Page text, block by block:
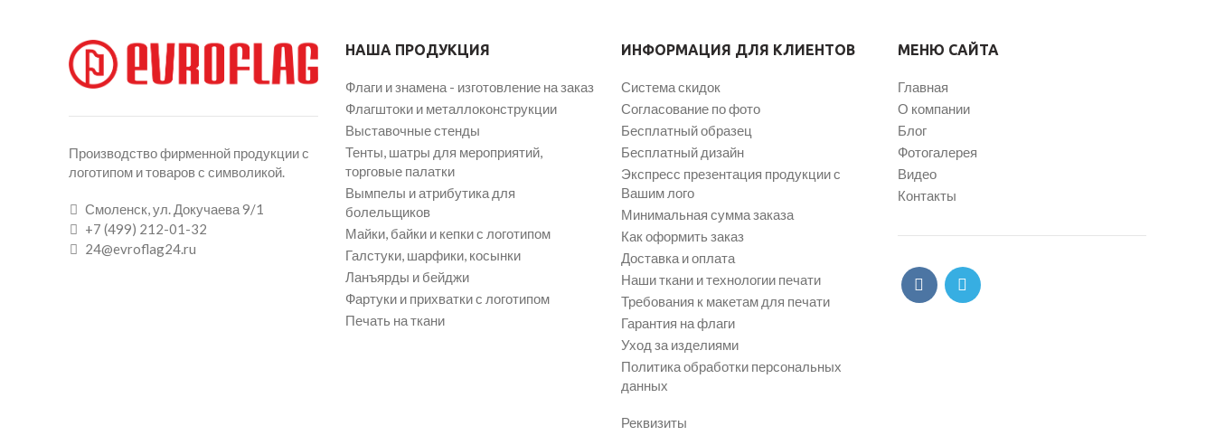
Производство фирменной продукции с
логотипом и товаров с символикой.
Смоленск, ул. Докучаева 9/1
+7 (499) 212-01-32
24@evroflag24.ru
НАША ПРОДУКЦИЯ
Флаги и знамена - изготовление на заказ
Флагштоки и металлоконструкции
Выставочные стенды
Тенты, шатры для мероприятий,
торговые палатки
Вымпелы и атрибутика для
болельщиков
Майки, байки и кепки с логотипом
Галстуки, шарфики, косынки
Ланъярды и бейджи
Фартуки и прихватки с логотипом
Печать на ткани
ИНФОРМАЦИЯ ДЛЯ КЛИЕНТОВ
Система скидок
Согласование по фото
Бесплатный образец
Бесплатный дизайн
Экспресс презентация продукции с
Вашим лого
Минимальная сумма заказа
Как оформить заказ
Доставка и оплата
Наши ткани и технологии печати
Требования к макетам для печати
Гарантия на флаги
Уход за изделиями
Политика обработки персональных
данных
Реквизиты
МЕНЮ САЙТА
Главная
О компании
Блог
Фотогалерея
Видео
Контакты